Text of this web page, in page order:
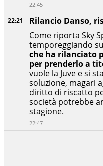
22:21
Rilancio Danso,
Come riporta Sky
temporeggiando
che ha rilanciato
per prenderlo a
vuole la Juve e si
soluzione, magari
diritto di riscatto
società potrebbe
stagione.
22:47
22:45